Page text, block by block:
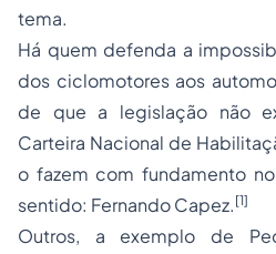
tema.
Há quem defenda a
dos ciclomotores aos
de que a legislação não
Carteira Nacional de
o fazem com fundamento
sentido: Fernando Capez. [1]
Outros, a exemplo de